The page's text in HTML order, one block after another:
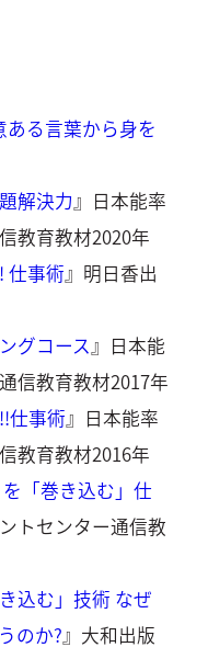
る言葉から身を
解決力 』日本能率
教育教材2020年
仕事術 』明日香出
グコース 』日本能
信教育教材2017年
仕事術 』日本能率
教育教材2016年
「巻き込む」仕
トセンター通信教
込む」技術 なぜ
のか? 』大和出版